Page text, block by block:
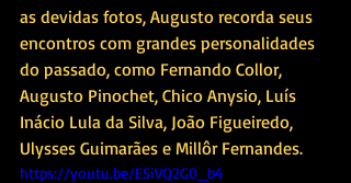
as devidas fotos, Augusto recorda seus
encontros com grandes personalidades
do passado, como Fernando Collor,
Augusto Pinochet, Chico Anysio, Luís
Inácio Lula da Silva, João Figueiredo,
Ulysses Guimarães e Millôr Fernandes.
https://youtu.be/E5iVQ2G0_b4